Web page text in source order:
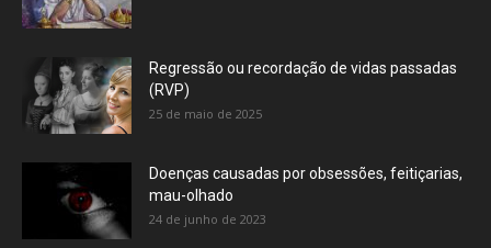
Regressão ou recordação de vidas passadas
(RVP)
25 de maio de 2025
Doenças causadas por obsessões, feitiçarias,
mau-olhado
24 de junho de 2023